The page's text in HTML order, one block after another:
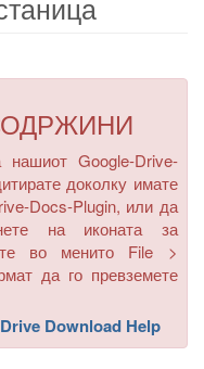
Google-Drive-
доколку имате
Docs-Plugin, или да
на иконата за
во менито File >
да го превземете
Download Help